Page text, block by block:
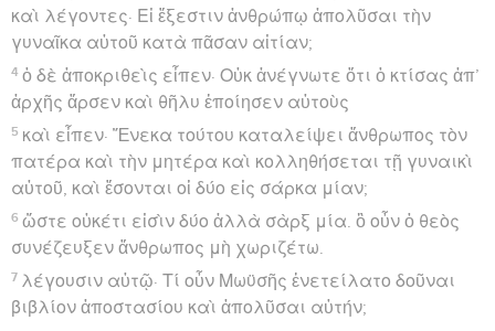
καὶ λέγοντες· Εἰ ἔξεστιν ἀνθρώπῳ ἀπολῦσαι τὴν
γυναῖκα αὐτοῦ κατὰ πᾶσαν αἰτίαν;
4 ὁ δὲ ἀποκριθεὶς εἶπεν· Οὐκ ἀνέγνωτε ὅτι ὁ κτίσας ἀπ’
ἀρχῆς ἄρσεν καὶ θῆλυ ἐποίησεν αὐτοὺς
5 καὶ εἶπεν· Ἕνεκα τούτου καταλείψει ἄνθρωπος τὸν
πατέρα καὶ τὴν μητέρα καὶ κολληθήσεται τῇ γυναικὶ
αὐτοῦ, καὶ ἔσονται οἱ δύο εἰς σάρκα μίαν;
6 ὥστε οὐκέτι εἰσὶν δύο ἀλλὰ σὰρξ μία. ὃ οὖν ὁ θεὸς
συνέζευξεν ἄνθρωπος μὴ χωριζέτω.
7 λέγουσιν αὐτῷ· Τί οὖν Μωϋσῆς ἐνετείλατο δοῦναι
βιβλίον ἀποστασίου καὶ ἀπολῦσαι αὐτήν;